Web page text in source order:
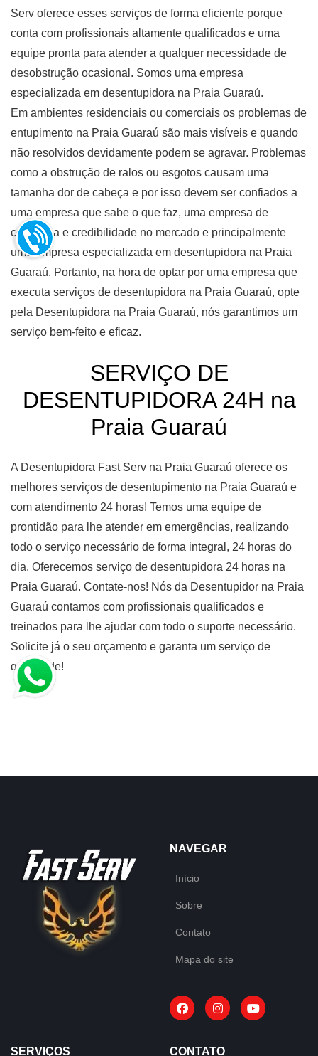
Serv oferece esses serviços de forma eficiente porque
conta com profissionais altamente qualificados e uma
equipe pronta para atender a qualquer necessidade de
desobstrução ocasional. Somos uma empresa
especializada em desentupidora na Praia Guaraú.
Em ambientes residenciais ou comerciais os problemas de
entupimento na Praia Guaraú são mais visíveis e quando
não resolvidos devidamente podem se agravar. Problemas
como a obstrução de ralos ou esgotos causam uma
tamanha dor de cabeça e por isso devem ser confiados a
uma empresa que sabe o que faz, uma empresa de
confiança e credibilidade no mercado e principalmente
uma empresa especializada em desentupidora na Praia
Guaraú. Portanto, na hora de optar por uma empresa que
executa serviços de desentupidora na Praia Guaraú, opte
pela Desentupidora na Praia Guaraú, nós garantimos um
serviço bem-feito e eficaz.
SERVIÇO DE
DESENTUPIDORA 24H na
Praia Guaraú
A Desentupidora Fast Serv na Praia Guaraú oferece os
melhores serviços de desentupimento na Praia Guaraú e
com atendimento 24 horas! Temos uma equipe de
prontidão para lhe atender em emergências, realizando
todo o serviço necessário de forma integral, 24 horas do
dia. Oferecemos serviço de desentupidora 24 horas na
Praia Guaraú. Contate-nos! Nós da Desentupidor na Praia
Guaraú contamos com profissionais qualificados e
treinados para lhe ajudar com todo o suporte necessário.
Solicite já o seu orçamento e garanta um serviço de
qualidade!
NAVEGAR
Início
Sobre
Contato
Mapa do site
SERVIÇOS CONTATO